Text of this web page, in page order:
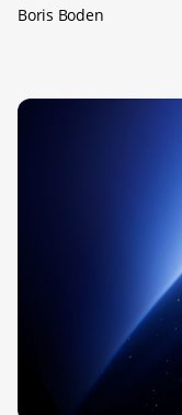
Boris Boden